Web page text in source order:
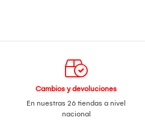
Cambios y devoluciones
En nuestras 26 tiendas a nivel
nacional